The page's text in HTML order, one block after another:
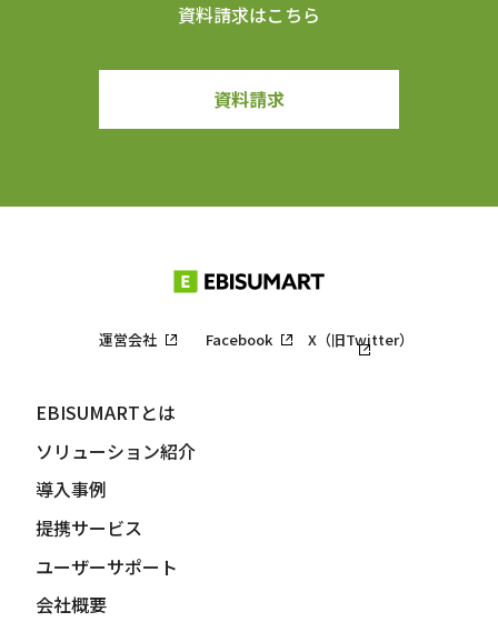
資料請求はこちら
資料請求
運営会社 Facebook X（旧Twitter）
EBISUMARTとは
ソリューション紹介
導入事例
提携サービス
ユーザーサポート
会社概要